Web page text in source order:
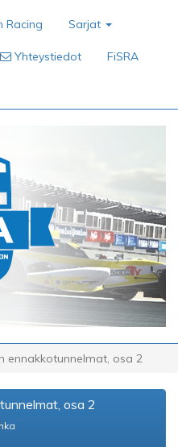
Racing Sarjat
Yhteystiedot FiSRA
ennakkotunnelmat, osa 2
osa 2